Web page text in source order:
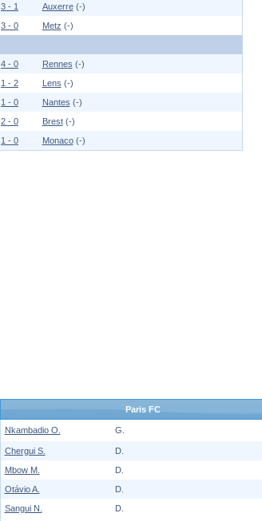
3 - 1 Auxerre(-)
3 - 0 Metz (-)
4 - 0 Rennes (-)
1 - 2 Lens (-)
1 - 0 Nantes (-)
2 - 0 Brest(-)
1 - 0 Monaco(-)
Paris FC
Nkambadio O. G.
Chergui S.
D.
Mbow M.
D.
Otávio A.
D.
Sangui N.
D.